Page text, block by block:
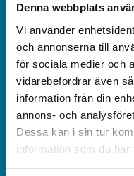
Denna webbplats
Vi använder
och annonserna till
för sociala medier och
vidarebefordrar även
information från din
annons- och
Dessa kan i sin tur
information som du
och obunden
Ansvarig
Jonas Adolfsson
© Världen idag AB
Växel: